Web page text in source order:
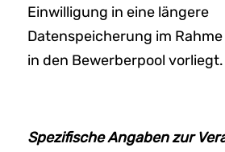
Einwilligung in eine längere
Datenspeicherung im
in den Bewerberpool vorliegt.
Spezifische Angaben zur